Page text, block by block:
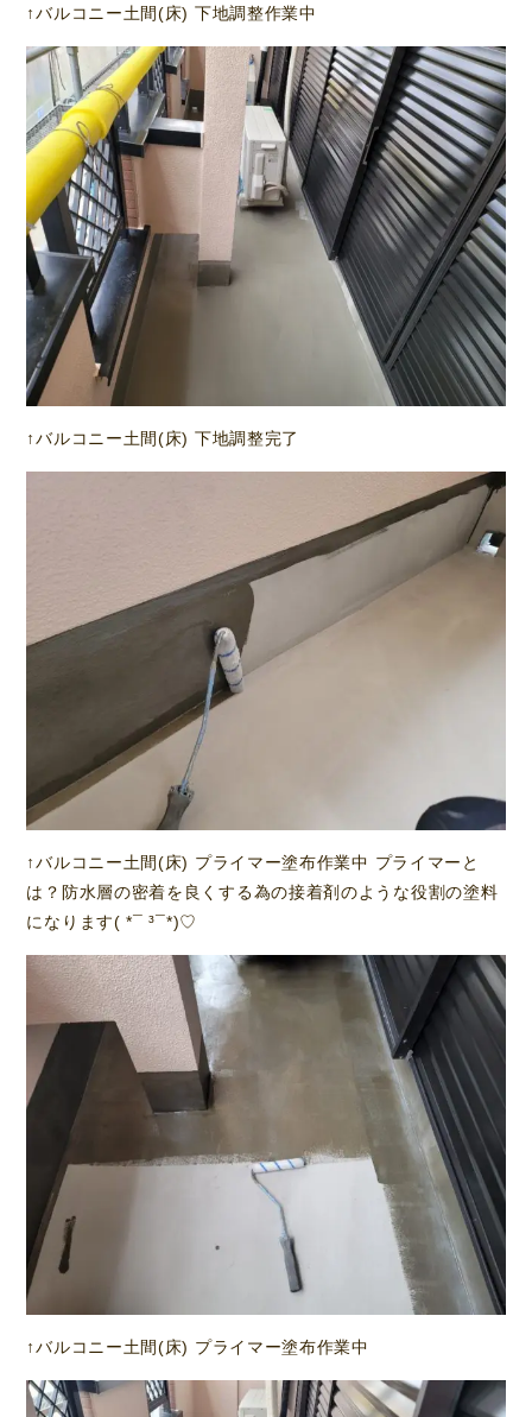
↑バルコニー土間(床) 下地調整作業中
↑バルコニー土間(床) 下地調整完了
↑バルコニー土間(床) プライマー塗布作業中 プライマーと
は？防水層の密着を良くする為の接着剤のような役割の塗料
になります( *¯ ³¯*)♡
↑バルコニー土間(床) プライマー塗布作業中